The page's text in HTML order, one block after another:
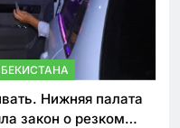
Нижняя палата
закон о резком